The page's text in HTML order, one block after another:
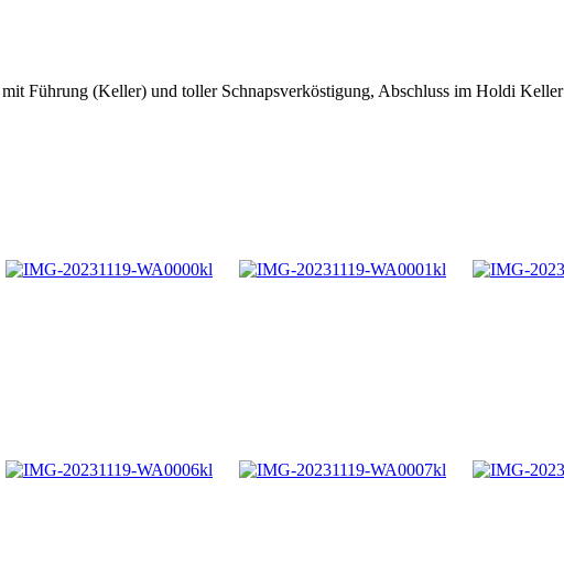
Führung (Keller) und toller Schnapsverköstigung, Abschluss im Holdi Keller